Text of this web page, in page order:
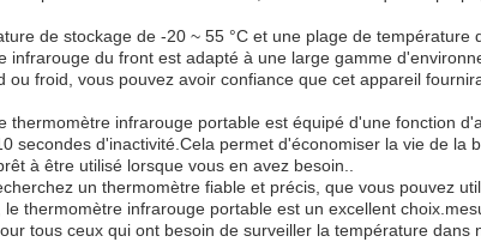
de stockage de -20 ~ 55 °C et une plage de température
infrarouge du front est adapté à une large gamme
ou froid, vous pouvez avoir confiance que cet appareil
thermomètre infrarouge portable est équipé d'une fonction
secondes d'inactivité.Cela permet d'économiser la vie de la
à être utilisé lorsque vous en avez besoin..
un thermomètre fiable et précis, que vous pouvez
thermomètre infrarouge portable est un excellent
tous ceux qui ont besoin de surveiller la température dans